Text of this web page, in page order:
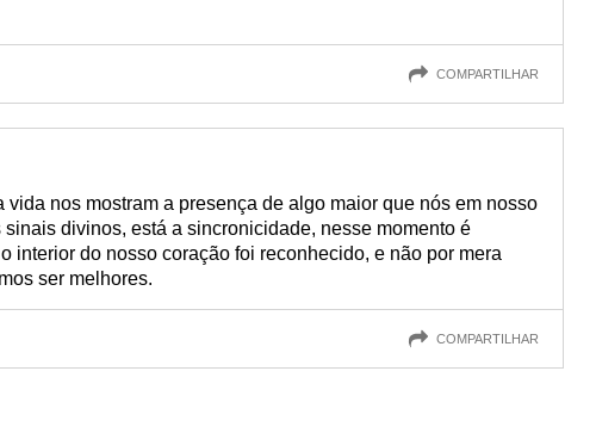
COMPARTILHAR
vida nos mostram a presença de algo maior que nós em nosso
sinais divinos, está a sincronicidade, nesse momento é
interior do nosso coração foi reconhecido, e não por mera
ser melhores.
COMPARTILHAR